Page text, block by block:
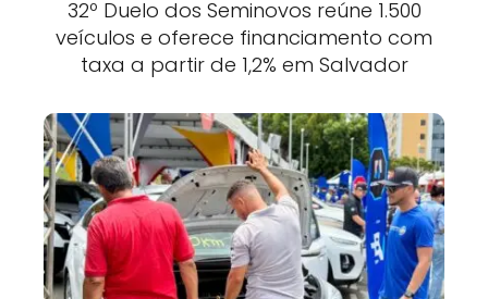
32º Duelo dos Seminovos reúne 1.500
veículos e oferece financiamento com
taxa a partir de 1,2% em Salvador